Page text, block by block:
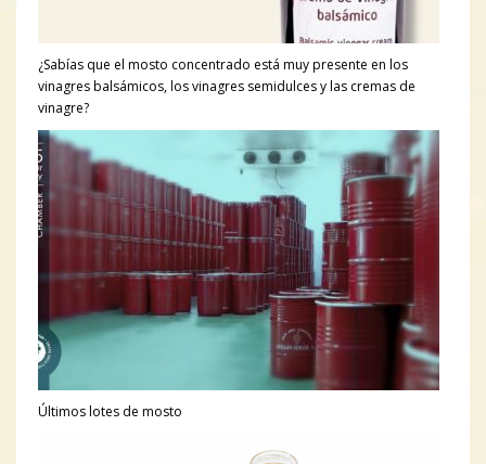
¿Sabías que el mosto concentrado está muy presente en los
vinagres balsámicos, los vinagres semidulces y las cremas de
vinagre?
Últimos lotes de mosto